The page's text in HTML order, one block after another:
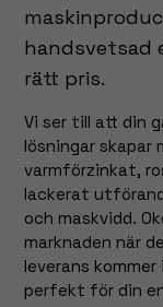
handsvetsad
rätt pris.
Vi ser till att din
lösningar skapar
varmförzinkat,
lackerat
och maskvidd.
marknaden när
leverans
perfekt för din